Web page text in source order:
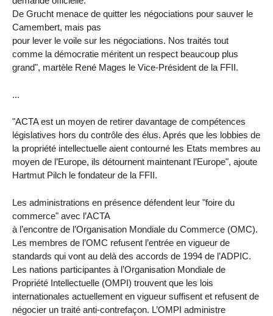
De Grucht menace de quitter les négociations pour sauver le
Camembert, mais pas
pour lever le voile sur les négociations. Nos traités tout
comme la démocratie méritent un respect beaucoup plus
grand", martèle René Mages le Vice-Président de la FFII.
...
"ACTA est un moyen de retirer davantage de compétences
législatives hors du contrôle des élus. Aprés que les lobbies de
la propriété intellectuelle aient contourné les Etats membres au
moyen de l’Europe, ils détournent maintenant l’Europe", ajoute
Hartmut Pilch le fondateur de la FFII.
Les administrations en présence défendent leur "foire du
commerce" avec l’ACTA
à l’encontre de l’Organisation Mondiale du Commerce (OMC).
Les membres de l’OMC refusent l’entrée en vigueur de
standards qui vont au delà des accords de 1994 de l’ADPIC.
Les nations participantes à l’Organisation Mondiale de
Propriété Intellectuelle (OMPI) trouvent que les lois
internationales actuellement en vigueur suffisent et refusent de
négocier un traité anti-contrefaçon. L’OMPI administre